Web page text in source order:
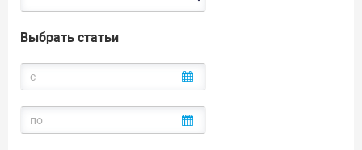
Выбрать статьи